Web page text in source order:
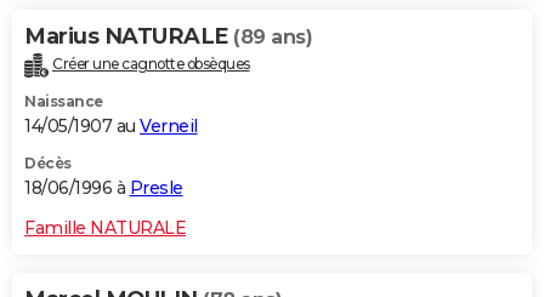
Marius NATURALE (89 ans)
Créer une cagnotte obsèques
Naissance
14/05/1907 au Verneil
Décès
18/06/1996 à Presle
Famille NATURALE